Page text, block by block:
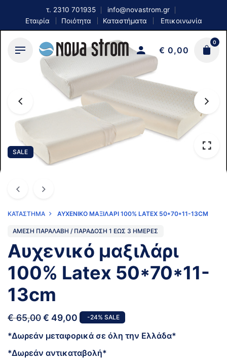
content
τ. 2310 701935
info@novastrom.gr
Εταιρία
Ποιότητα Καταστήματα Επικοινωνία
€ 0,00
0
SALE
ΚΑΤΆΣΤΗΜΑ ΑΥΧΕΝΙΚΌ ΜΑΞΙΛΆΡΙ 100% LATEX 50*70*11-13CM
ΆΜΕΣΗ ΠΑΡΑΛΑΒΉ / ΠΑΡΆΔOΣΗ 1 ΈΩΣ 3 ΗΜΈΡΕΣ
Αυχενικό μαξιλάρι
100% Latex 50*70*11-
13cm
€65,00€ 49,00 -24% SALE
*Δωρεάν μεταφορικά σε όλη την Ελλάδα*
*Δωρεάν αντικαταβολή*